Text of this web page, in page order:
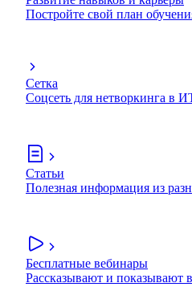
Постройте свой план
Сетка
Соцсеть для нетворкинга в
Статьи
Полезная информация из
Бесплатные вебинары
Рассказывают и показывают